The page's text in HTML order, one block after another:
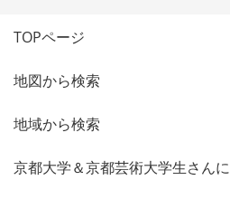
TOPページ
地図から検索
地域から検索
京都大学＆京都芸術大学生さんに